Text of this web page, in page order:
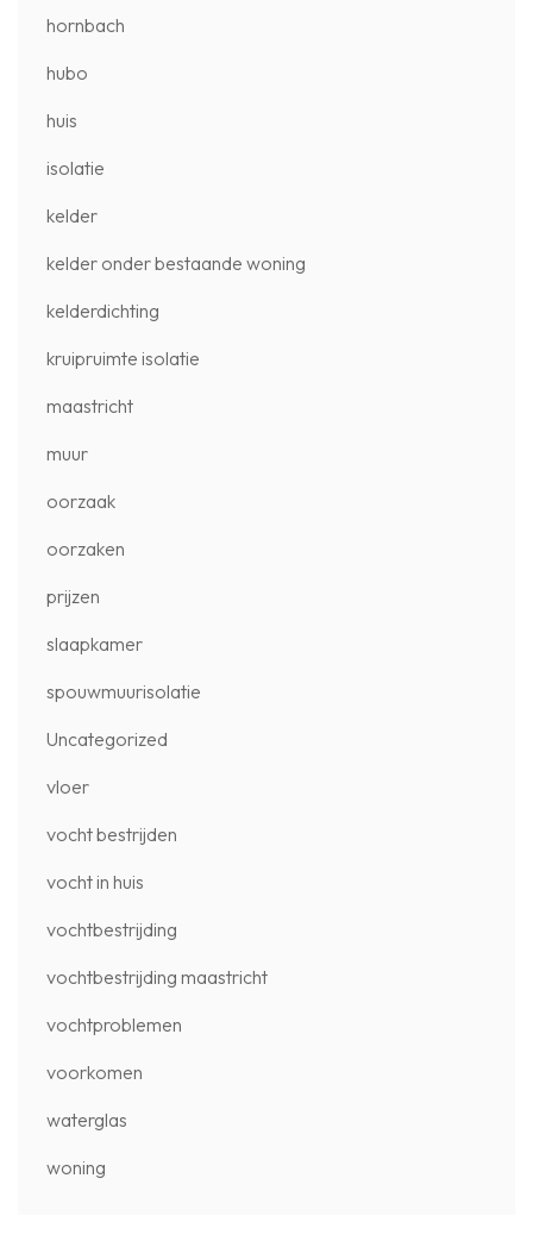
hornbach
hubo
huis
isolatie
kelder
kelder onder bestaande woning
kelderdichting
kruipruimte isolatie
maastricht
muur
oorzaak
oorzaken
prijzen
slaapkamer
spouwmuurisolatie
Uncategorized
vloer
vocht bestrijden
vocht in huis
vochtbestrijding
vochtbestrijding maastricht
vochtproblemen
voorkomen
waterglas
woning